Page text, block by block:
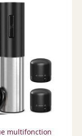
multifonction